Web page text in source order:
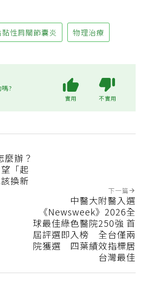
黏性肩關節囊炎 物理治療
?
實用 不實用
麼辦？
「起
換新
下一篇
中醫大附醫入選
《Newsweek》2026全
球最佳綠色醫院250強 首
屆評選即入榜 全台僅兩
院獲選 四葉績效指標居
台灣最佳